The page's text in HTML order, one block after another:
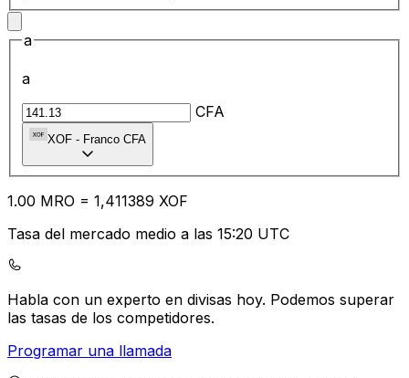
a
a
CFA
XOF - Franco CFA
1.00 MRO = 1,411389 XOF
Tasa del mercado medio a las 15:20 UTC
Habla con un experto en divisas hoy. Podemos superar
las tasas de los competidores.
Programar una llamada